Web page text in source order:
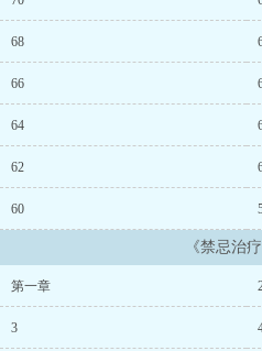
68
66
64
62
60
《禁忌治
第一章
3